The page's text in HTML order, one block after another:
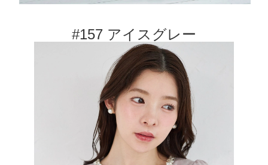
#157 アイスグレー